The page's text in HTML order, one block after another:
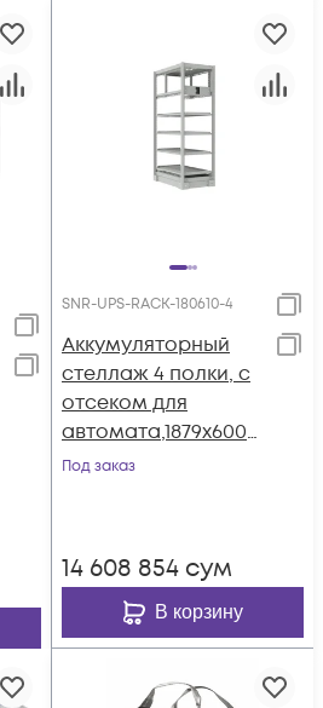
SNR-UPS-RACK-180610-4
Аккумуляторный
стеллаж 4 полки, с
отсеком для
автомата,1879х600х1
000мм (SNR-UPS-
Под заказ
14 608 854 сум
В корзину